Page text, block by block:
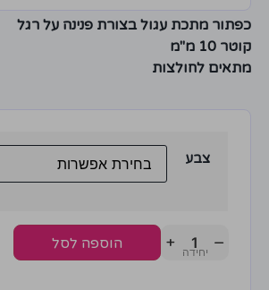
כפתור מתכת עגול בצורת פנינה על רגל
קוטר 10 מ"מ
מתאים לחולצות
צבע
−
+ הוספה לסל